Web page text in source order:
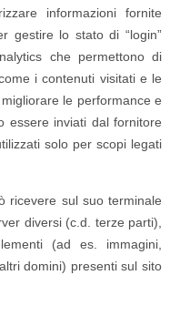
informazioni fornite
gestire lo stato di “login”
che permettono di
i contenuti visitati e le
le performance e
essere inviati dal fornitore
solo per scopi legati
ricevere sul suo terminale
diversi (c.d. terze parti),
(ad es. immagini,
domini) presenti sul sito